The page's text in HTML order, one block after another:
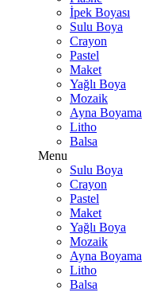
İpek Boyası
Sulu Boya
Crayon
Pastel
Maket
Yağlı Boya
Mozaik
Ayna Boyama
Litho
Balsa
Menu
Sulu Boya
Crayon
Pastel
Maket
Yağlı Boya
Mozaik
Ayna Boyama
Litho
Balsa